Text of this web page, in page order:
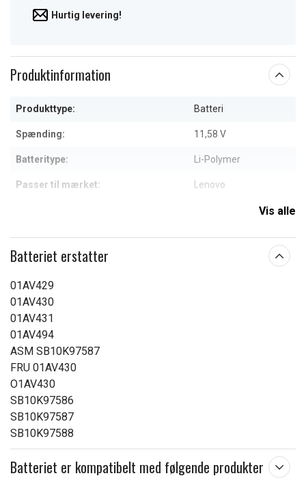
Hurtig levering!
Produktinformation
Produkttype: Batteri
Spænding: 11,58 V
Batteritype: Li-Polymer
Passer til mærket: Lenovo
Vis alle
Batteriet erstatter
01AV429
01AV430
01AV431
01AV494
ASM SB10K97587
FRU 01AV430
O1AV430
SB10K97586
SB10K97587
SB10K97588
Batteriet er kompatibelt med følgende produkter